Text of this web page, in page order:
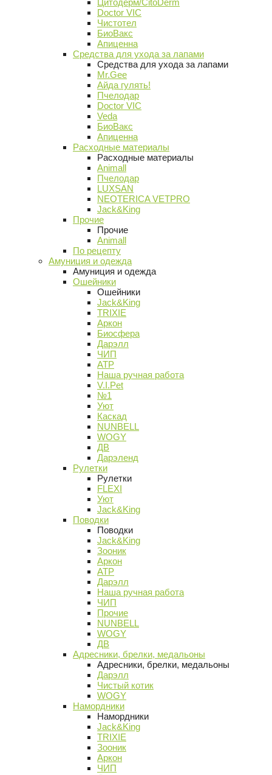
Цитодерм/CitoDerm
Doctor VIC
Чистотел
БиоВакс
Апиценна
Средства для ухода за лапами
Средства для ухода за лапами
Mr.Gee
Айда гулять!
Пчелодар
Doctor VIC
Veda
БиоВакс
Апиценна
Расходные материалы
Расходные материалы
Animall
Пчелодар
LUXSAN
NEOTERICA VETPRO
Jack&King
Прочие
Прочие
Animall
По рецепту
Амуниция и одежда
Амуниция и одежда
Ошейники
Ошейники
Jack&King
TRIXIE
Аркон
Биосфера
Дарэлл
ЧИП
АТР
Наша ручная работа
V.I.Pet
№1
Уют
Каскад
NUNBELL
WOGY
ДВ
Дарэленд
Рулетки
Рулетки
FLEXI
Уют
Jack&King
Поводки
Поводки
Jack&King
Зооник
Аркон
АТР
Дарэлл
Наша ручная работа
ЧИП
Прочие
NUNBELL
WOGY
ДВ
Адресники, брелки, медальоны
Адресники, брелки, медальоны
Дарэлл
Чистый котик
WOGY
Намордники
Намордники
Jack&King
TRIXIE
Зооник
Аркон
ЧИП